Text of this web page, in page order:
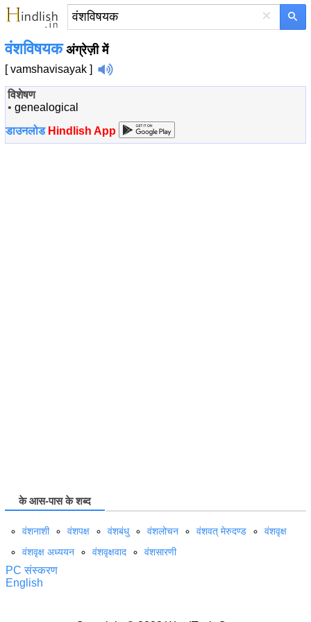
×
वंशविषयकअंग्रेज़ी में
[ vamshavisayak ]
विशेषण
• genealogical
डाउनलोड Hindlish App
के आस-पास के शब्द
वंशनाशी वंशपक्ष वंशबंधु वंशलोचन वंशवत् मेरुदण्ड
वंशवृक्ष
वंशवृक्ष अध्ययन
वंशवृक्षवाद वंशसारणी
PC संस्करण
English